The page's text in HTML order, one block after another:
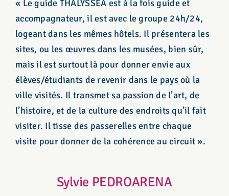
« Le guide THALYSSEA est à la fois guide et
accompagnateur, il est avec le groupe 24h/24,
logeant dans les mêmes hôtels. Il présentera les
sites, ou les œuvres dans les musées, bien sûr,
mais il est surtout là pour donner envie aux
élèves/étudiants de revenir dans le pays où la
ville visités. Il transmet sa passion de l’art, de
l’histoire, et de la culture des endroits qu’il fait
visiter. Il tisse des passerelles entre chaque
visite pour donner de la cohérence au circuit ».
Sylvie PEDROARENA